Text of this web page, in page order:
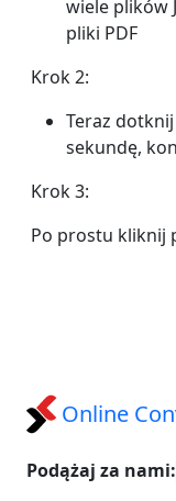
wiele plików
pliki PDF
Krok 2:
Teraz
sekundę,
Krok 3:
Po prostu kliknij
Online
Podążaj za nami: